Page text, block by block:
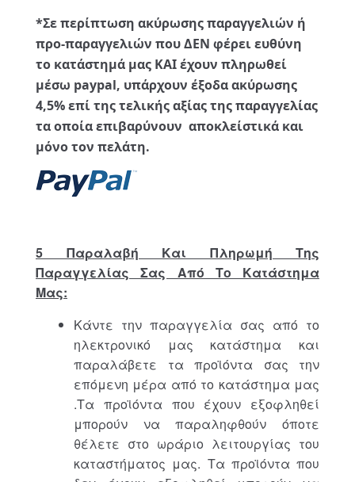
*Σε περίπτωση ακύρωσης παραγγελιών ή
προ-παραγγελιών που ΔΕΝ φέρει ευθύνη
το κατάστημά μας ΚΑΙ έχουν πληρωθεί
μέσω paypal, υπάρχουν έξοδα ακύρωσης
4,5% επί της τελικής αξίας της παραγγελίας
τα οποία επιβαρύνουν αποκλείστικά και
μόνο τον πελάτη.
5 Παραλαβή Και Πληρωμή Της
Παραγγελίας Σας Από Το Κατάστημα
Μας:
Κάντε την παραγγελία σας από το
ηλεκτρονικό μας κατάστημα και
παραλάβετε τα προϊόντα σας την
επόμενη μέρα από το κατάστημα μας
.Τα προϊόντα που έχουν εξοφληθεί
μπορούν να παραληφθούν όποτε
θέλετε στο ωράριο λειτουργίας του
καταστήματος μας. Τα προϊόντα που